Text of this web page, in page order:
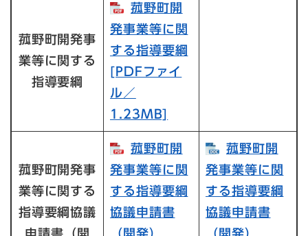
菰野町開発事
業等に関する
指導要綱
菰野町開
発事業等に関
する指導要綱​
[PDFファイ
ル／
1.23MB]
菰野町開発事
業等に関する
指導要綱協議
申請書（開
菰野町開
発事業等に関
する指導要綱
協議申請書
（開発）​
菰野町開
発事業等に関
する指導要綱
協議申請書
（開発）​